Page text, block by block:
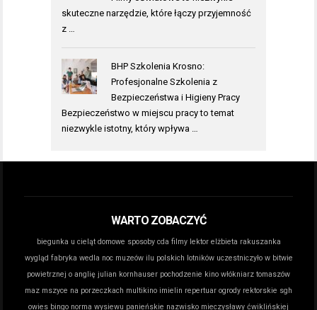
skuteczne narzędzie, które łączy przyjemność
z …
BHP Szkolenia Krosno:
Profesjonalne Szkolenia z
Bezpieczeństwa i Higieny Pracy
Bezpieczeństwo w miejscu pracy to temat
niezwykle istotny, który wpływa …
WARTO ZOBACZYĆ
biegunka u cieląt domowe sposoby cda filmy lektor elżbieta rakuszanka
wygląd fabryka wedla noc muzeów ilu polskich lotników uczestniczyło w bitwie
powietrznej o anglię julian kornhauser pochodzenie kino włókniarz tomaszów
maz mszyce na porzeczkach multikino imielin repertuar ogrody rektorskie sgh
owies bingo norma wysiewu panieńskie nazwisko mieczysławy ćwiklińskiej